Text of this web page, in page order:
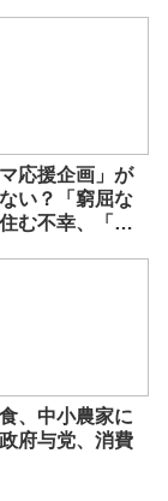
応援企画」が
い？「窮屈な
む不幸、「尊
、中小農家に
府与党、消費